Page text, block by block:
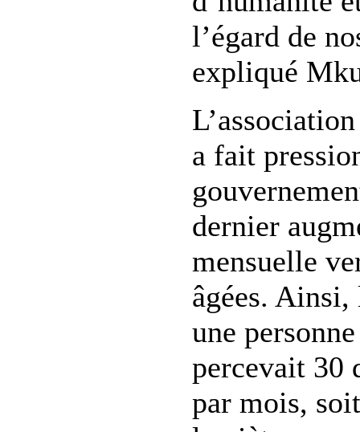
l’égard de
expliqué
a fait
dernier
mensuelle
âgées. Ainsi,
une
percevait 30
par mois,